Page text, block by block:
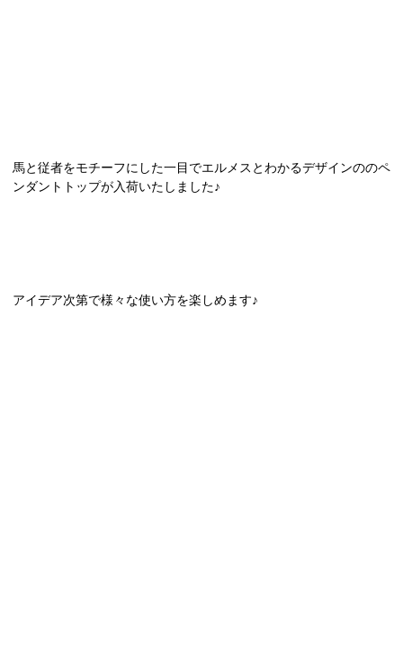
馬と従者をモチーフにした一目でエルメスとわかるデザインののペ
ンダントトップが入荷いたしました♪
アイデア次第で様々な使い方を楽しめます♪